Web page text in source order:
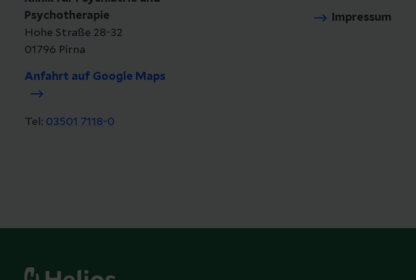
Psychotherapie
Hohe Straße 28-32
01796 Pirna
Anfahrt auf Google Maps
Tel: 03501 7118-0
Impressum